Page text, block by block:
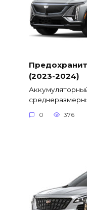
(2023-2024)
0 376